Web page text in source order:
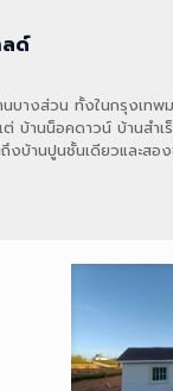
ลด์
บางส่วน ทั้งในกรุงเทพ
บ้านน็อคดาวน์ บ้านสำเ
บ้านปูนชั้นเดียวและสอ